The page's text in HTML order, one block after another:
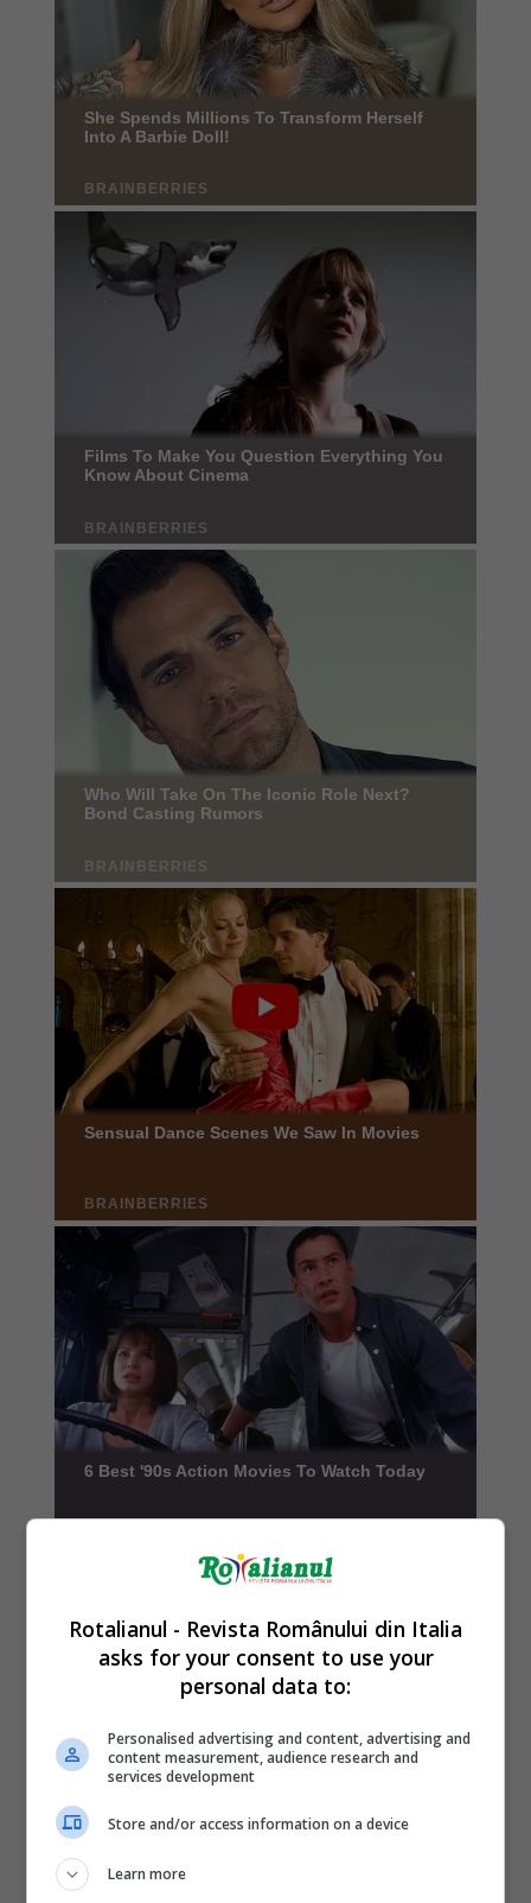
Rotalianul - Revista Românului din Italia
asks for your consent to use your
personal data to:
Personalised advertising and content, advertising and
content measurement, audience research and
services development
Store and/or access information on a device
Learn more